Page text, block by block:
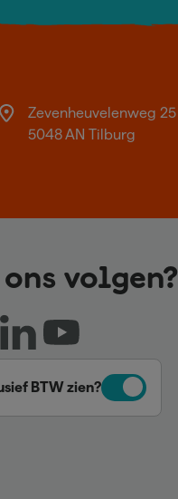
Zevenheuvelenweg 25
5048 AN Tilburg
volgen?
BTW zien?